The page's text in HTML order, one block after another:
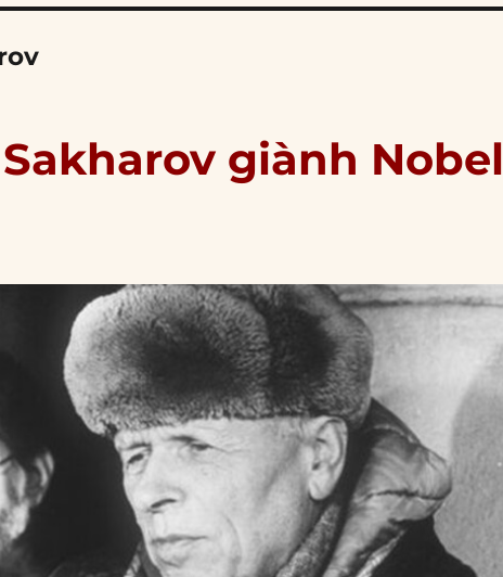
giành Nobel